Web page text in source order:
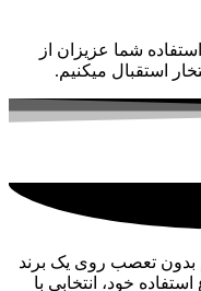
شما عزیزان از
استقبال میکنیم.
بدون تعصب روی یک برند
خود، انتخابی با